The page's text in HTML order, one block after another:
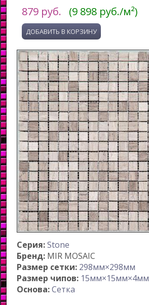
879 руб. (9 898 руб./м²)
Серия:Stone
Бренд: MIR MOSAIC
Размер сетки: 298мм×298мм
Размер чипов: 15мм×15мм×4мм
Основа:Сетка